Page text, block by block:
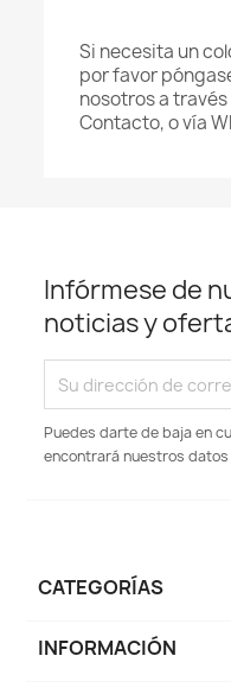
Si necesita un
por favor
nosotros a
Contacto, o vía
Infórmese de
noticias y
Puedes darte de baja en
encontrará nuestros
CATEGORÍAS
INFORMACIÓN